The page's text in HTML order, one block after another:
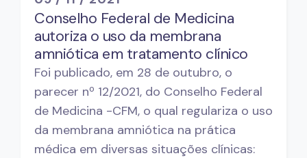
Conselho Federal de Medicina
autoriza o uso da membrana
amniótica em tratamento clínico
Foi publicado, em 28 de outubro, o
parecer nº 12/2021, do Conselho Federal
de Medicina -CFM, o qual regulariza o uso
da membrana amniótica na prática
médica em diversas situações clínicas: